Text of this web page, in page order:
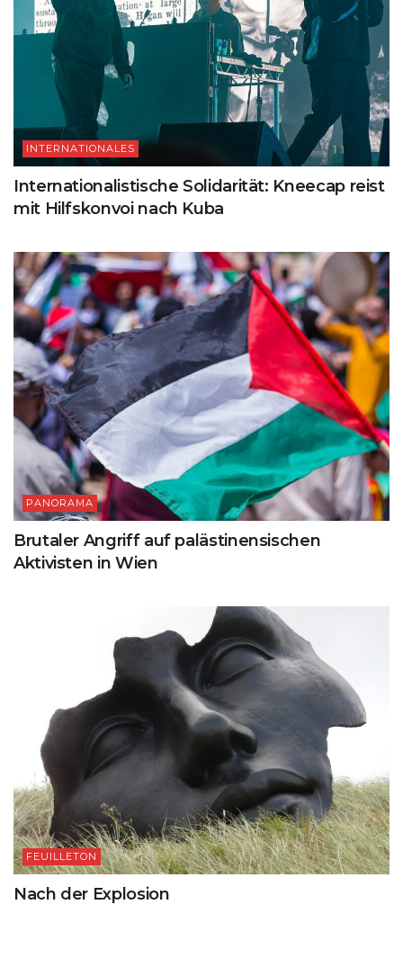
INTERNATIONALES
Internationalistische Solidarität: Kneecap reist
mit Hilfskonvoi nach Kuba
PANORAMA
Brutaler Angriff auf palästinensischen
Aktivisten in Wien
FEUILLETON
Nach der Explosion